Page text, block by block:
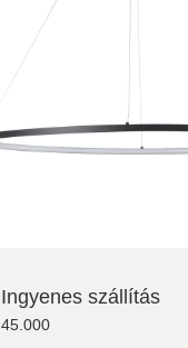
Ingyenes szállítás
45.000